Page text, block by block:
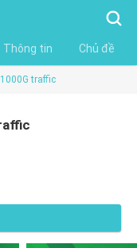
Tìm
kiếm
Thông tin Chủ đề
traffic